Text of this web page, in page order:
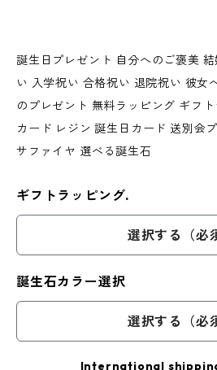
誕生日プレゼント 自分へのご褒美
い 入学祝い 合格祝い 退院祝い 彼女
のプレゼント 無料ラッピング ギフ
カード レジン 誕生日カード 送別会
サファイヤ 選べる誕生石
ギフトラッピング.
選択する（必
誕生石カラー選択
選択する（必
International